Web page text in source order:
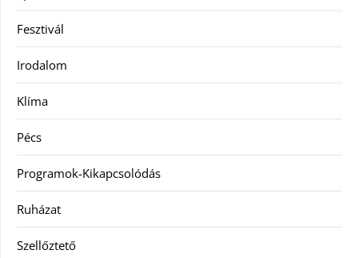
Fesztivál
Irodalom
Klíma
Pécs
Programok-Kikapcsolódás
Ruházat
Szellőztető